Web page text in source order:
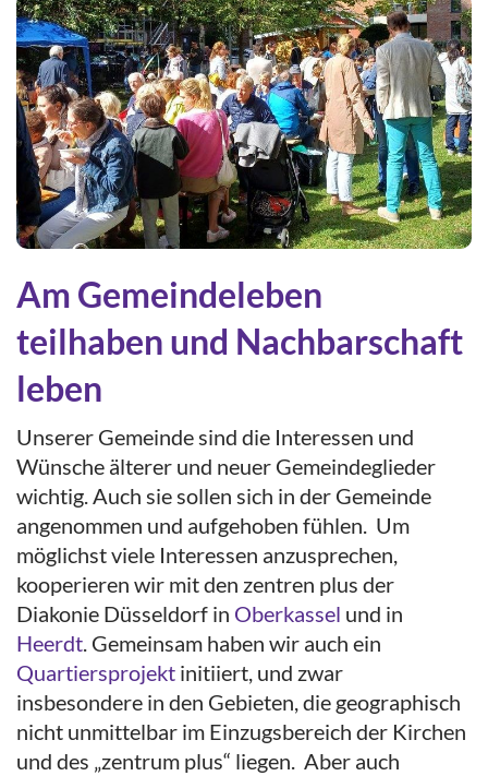
Am Gemeindeleben
teilhaben und Nachbarschaft
leben
Unserer Gemeinde sind die Interessen und
Wünsche älterer und neuer Gemeindeglieder
wichtig. Auch sie sollen sich in der Gemeinde
angenommen und aufgehoben fühlen. Um
möglichst viele Interessen anzusprechen,
kooperieren wir mit den zentren plus der
Diakonie Düsseldorf in Oberkassel und in
Heerdt. Gemeinsam haben wir auch ein
Quartiersprojekt initiiert, und zwar
insbesondere in den Gebieten, die geographisch
nicht unmittelbar im Einzugsbereich der Kirchen
und des „zentrum plus“ liegen. Aber auch